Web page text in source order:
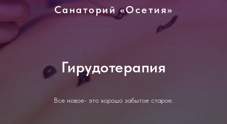
Санаторий «Осетия»
Гирудотерапия
Все новое- это хорошо забытое старое.